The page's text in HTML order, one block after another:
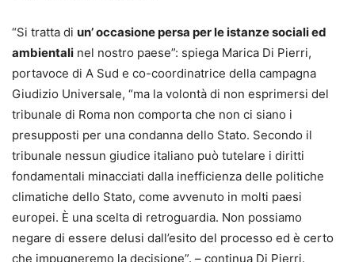
“Si tratta di un’ occasione persa per le istanze sociali ed
ambientali nel nostro paese”: spiega Marica Di Pierri,
portavoce di A Sud e co-coordinatrice della campagna
Giudizio Universale, “ma la volontà di non esprimersi del
tribunale di Roma non comporta che non ci siano i
presupposti per una condanna dello Stato. Secondo il
tribunale nessun giudice italiano può tutelare i diritti
fondamentali minacciati dalla inefficienza delle politiche
climatiche dello Stato, come avvenuto in molti paesi
europei. È una scelta di retroguardia. Non possiamo
negare di essere delusi dall’esito del processo ed è certo
che impugneremo la decisione”. – continua Di Pierri.